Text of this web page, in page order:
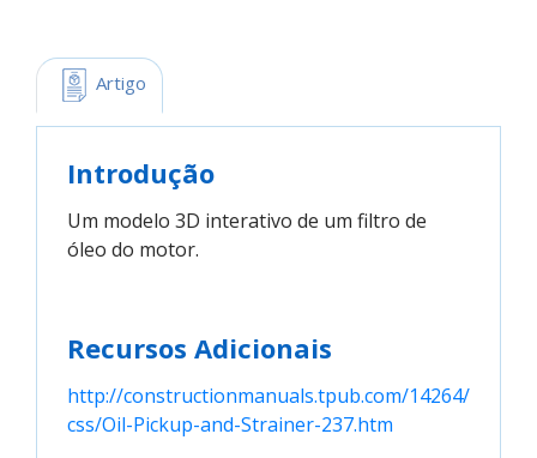
Artigo
Introdução
Um modelo 3D interativo de um filtro de
óleo do motor.
Recursos Adicionais
http://constructionmanuals.tpub.com/14264/
css/Oil-Pickup-and-Strainer-237.htm